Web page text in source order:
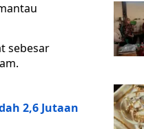
sebesar
2,6 Jutaan